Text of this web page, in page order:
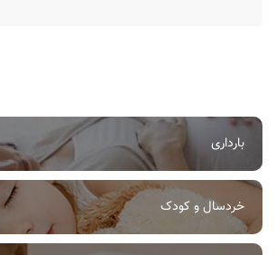
بارداری
خردسال و کودک